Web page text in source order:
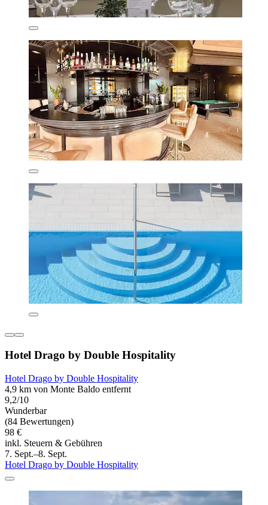
Hotel Drago by Double Hospitality
Hotel Drago by Double Hospitality
4,9 km von Monte Baldo entfernt
9,2/10
Wunderbar
(84 Bewertungen)
98 €
inkl. Steuern & Gebühren
7. Sept.–8. Sept.
Hotel Drago by Double Hospitality